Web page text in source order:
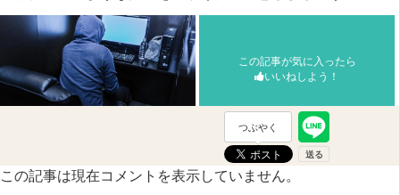
この記事が気に入ったら
いいねしよう！
つぶやく
この記事は現在コメントを表示していません。